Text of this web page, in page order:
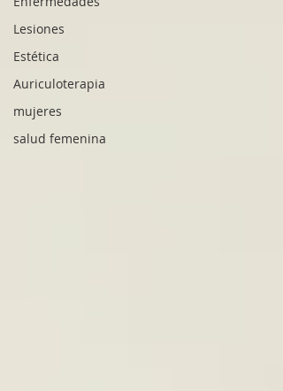
Lesiones
Estética
Auriculoterapia
mujeres
salud femenina